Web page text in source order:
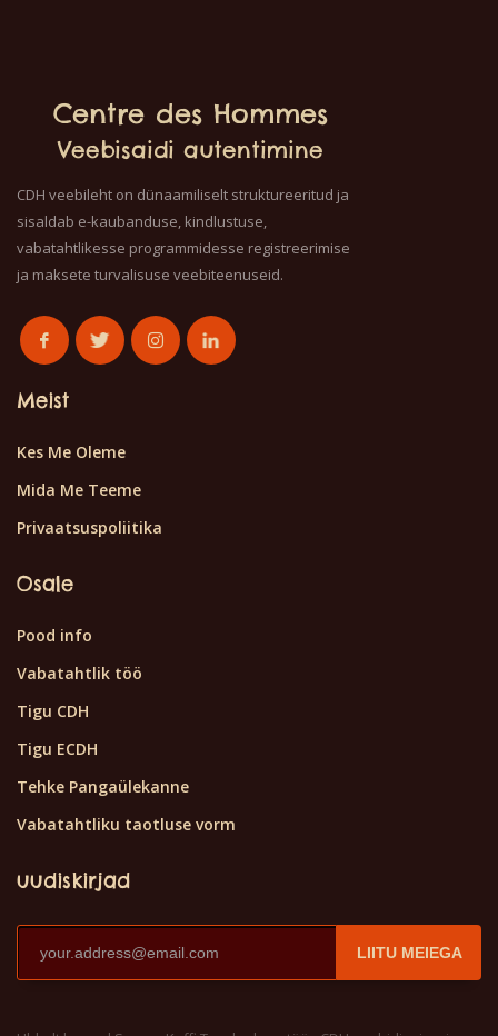
Centre des Hommes
Veebisaidi autentimine
CDH veebileht on dünaamiliselt struktureeritud ja
sisaldab e-kaubanduse, kindlustuse,
vabatahtlikesse programmidesse registreerimise
ja maksete turvalisuse veebiteenuseid.
Meist
Kes Me Oleme
Mida Me Teeme
Privaatsuspoliitika
Osale
Pood info
Vabatahtlik töö
Tigu CDH
Tigu ECDH
Tehke Pangaülekanne
Vabatahtliku taotluse vorm
uudiskirjad
LIITU MEIEGA